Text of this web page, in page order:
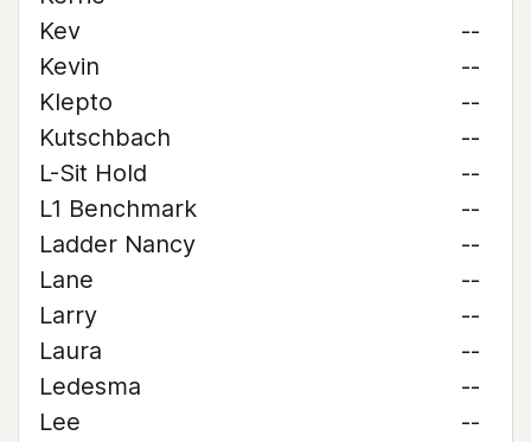
Kev
--
Kevin
--
Klepto
--
Kutschbach
--
L-Sit Hold
--
L1 Benchmark
--
Ladder Nancy
--
Lane
--
Larry
--
Laura
--
Ledesma
--
Lee
--